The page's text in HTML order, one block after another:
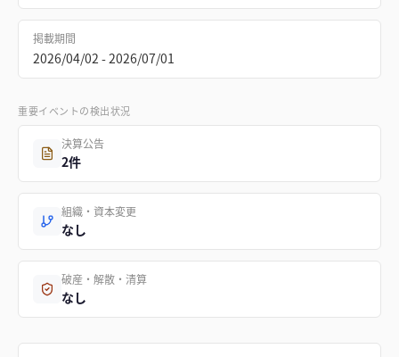
掲載期間
2026/04/02 - 2026/07/01
重要イベントの検出状況
決算公告
2件
組織・資本変更
なし
破産・解散・清算
なし